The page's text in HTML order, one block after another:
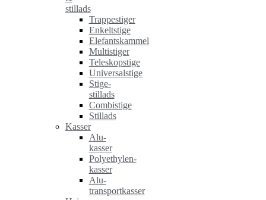
stillads
Trappestiger
Enkeltstige
Elefantskammel
Multistiger
Teleskopstige
Universalstige
Stige-
stillads
Combistige
Stillads
Kasser
Alu-
kasser
Polyethylen-
kasser
Alu-
transportkasser